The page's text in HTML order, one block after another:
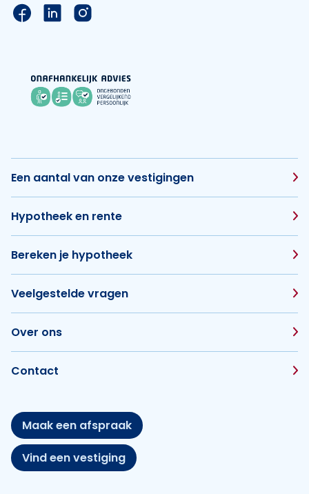
Link naar de Facebook pagina van Hypotheek
Link naar de LinkedIn pagina van
Link naar de Instagram pagina van
Een aantal van onze vestigingen
Hypotheek en rente
Bereken je hypotheek
Veelgestelde vragen
Over ons
Contact
Maak een afspraak
Vind een vestiging